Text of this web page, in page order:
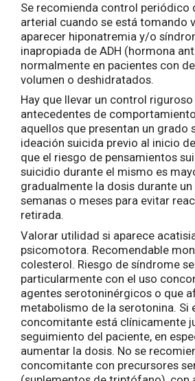
Se recomienda control periódico
arterial cuando se está tomando
aparecer hiponatremia y/o
inapropiada de ADH (hormona
normalmente en pacientes con
volumen o deshidratados.
Hay que llevar un control
antecedentes de
aquellos que presentan un grado
ideación suicida previo al inicio
que el riesgo de pensamientos
suicidio durante el mismo es
gradualmente la dosis durante
semanas o meses para evitar
retirada.
Valorar utilidad si aparece
psicomotora. Recomendable
colesterol. Riesgo de síndrome
particularmente con el uso
agentes serotoninérgicos o que
metabolismo de la serotonina. Si
concomitante está clínicamente
seguimiento del paciente, en
aumentar la dosis. No se
concomitante con precursores